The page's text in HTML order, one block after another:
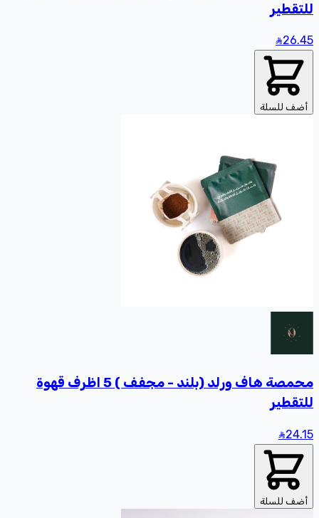
للتقطير
26.45
أضف للسلة
محمصة هاف ورلد (بلند - مجفف ) 5 اظرف قهوة
للتقطير
24.15
أضف للسلة